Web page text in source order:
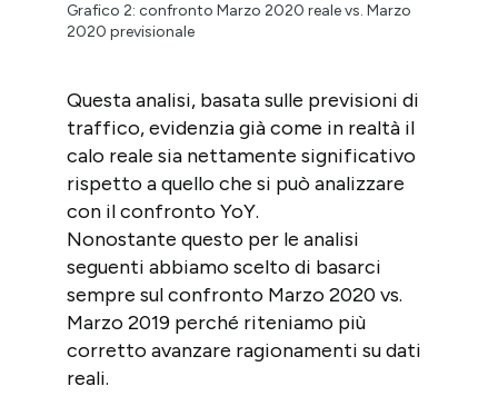
Grafico 2: confronto Marzo 2020 reale vs. Marzo
2020 previsionale
Questa analisi, basata sulle previsioni di
traffico, evidenzia già come in realtà il
calo reale sia nettamente significativo
rispetto a quello che si può analizzare
con il confronto YoY.
Nonostante questo per le analisi
seguenti abbiamo scelto di basarci
sempre sul confronto Marzo 2020 vs.
Marzo 2019 perché riteniamo più
corretto avanzare ragionamenti su dati
reali.